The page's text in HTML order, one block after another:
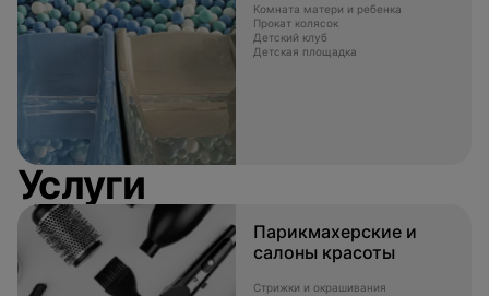
Комната матери и ребенка
Прокат колясок
Детский клуб
Детская площадка
Услуги
Парикмахерские и
салоны красоты
Стрижки и окрашивания